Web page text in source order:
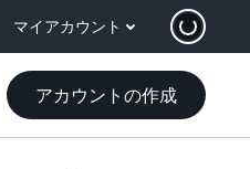
マイアカウント
アカウントの作成